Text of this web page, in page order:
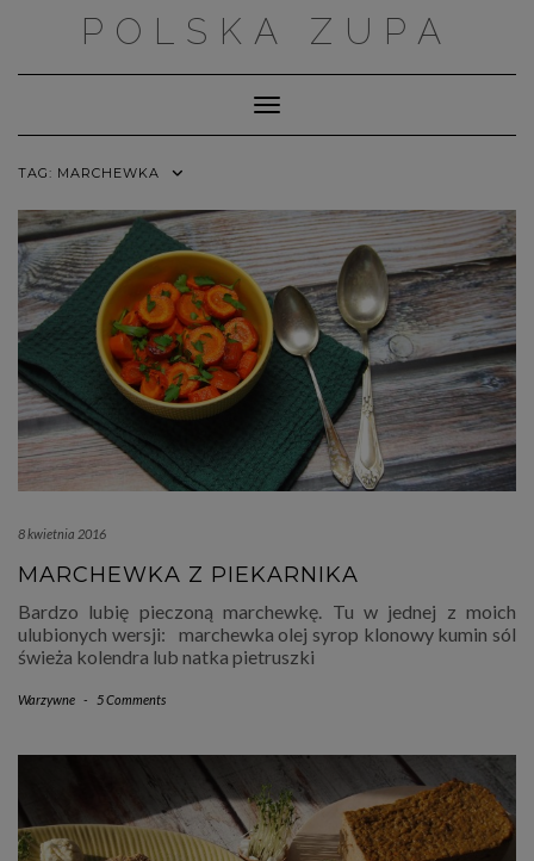
POLSKA ZUPA
Toggle Navigation
TAG: MARCHEWKA
8 kwietnia 2016
MARCHEWKA Z PIEKARNIKA
Bardzo lubię pieczoną marchewkę. Tu w jednej z moich
ulubionych wersji: marchewka olej syrop klonowy kumin sól
świeża kolendra lub natka pietruszki
Warzywne - 5 Comments